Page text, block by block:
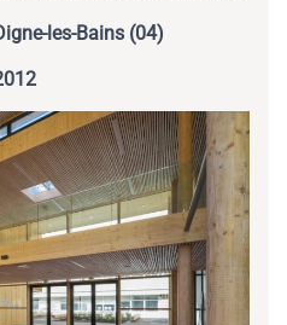
les-Bains (04)